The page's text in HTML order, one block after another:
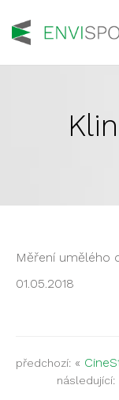
Měření umělého
01.05.2018
předchozí: «
následující: